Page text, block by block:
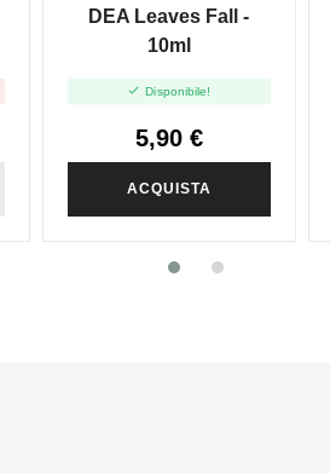
DEA Leaves Fall -
10ml
 Disponibile!
5,90 €
ACQUISTA